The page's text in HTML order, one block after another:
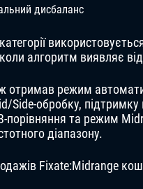
дисбаланс
коли алгоритм виявляє
отримав режим
Side-обробку,
порівняння та режим
діапазону.
Fixate:Midrange